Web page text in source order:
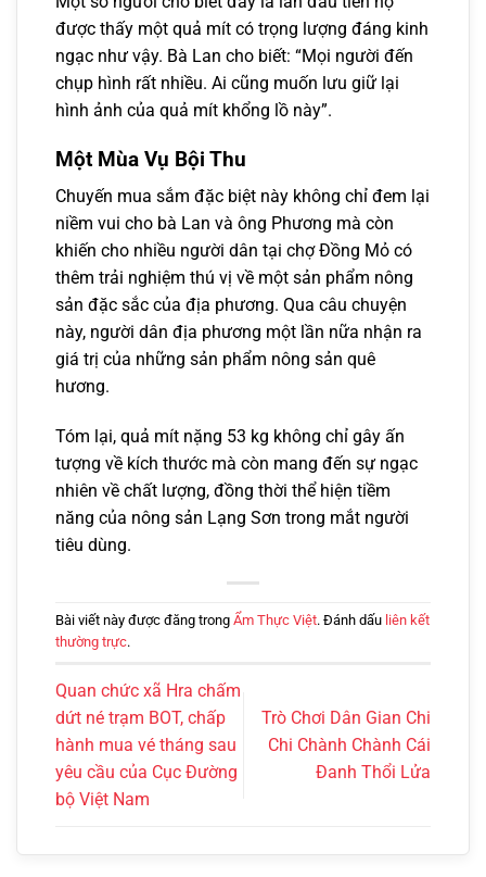
được thấy một quả mít có trọng lượng đáng kinh
ngạc như vậy. Bà Lan cho biết: “Mọi người đến
chụp hình rất nhiều. Ai cũng muốn lưu giữ lại
hình ảnh của quả mít khổng lồ này”.
Một Mùa Vụ Bội Thu
Chuyến mua sắm đặc biệt này không chỉ đem lại
niềm vui cho bà Lan và ông Phương mà còn
khiến cho nhiều người dân tại chợ Đồng Mỏ có
thêm trải nghiệm thú vị về một sản phẩm nông
sản đặc sắc của địa phương. Qua câu chuyện
này, người dân địa phương một lần nữa nhận ra
giá trị của những sản phẩm nông sản quê
hương.
Tóm lại, quả mít nặng 53 kg không chỉ gây ấn
tượng về kích thước mà còn mang đến sự ngạc
nhiên về chất lượng, đồng thời thể hiện tiềm
năng của nông sản Lạng Sơn trong mắt người
tiêu dùng.
Bài viết này được đăng trong Ẩm Thực Việt. Đánh dấu liên kết
thường trực.
Quan chức xã Hra chấm
dứt né trạm BOT, chấp
hành mua vé tháng sau
yêu cầu của Cục Đường
bộ Việt Nam
Trò Chơi Dân Gian Chi
Chi Chành Chành Cái
Đanh Thổi Lửa